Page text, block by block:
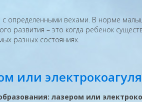
определенными вехами. В норме
развития – это когда ребенок
разных состояниях.
или
лазером или